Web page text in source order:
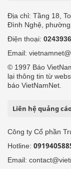
Địa chỉ: Tầng 18,
Đình Nghệ, phường
Điện thoại:
Email:
© 1997 Báo
lại thông tin từ
báo VietNamNet.
Liên hệ quảng
Công ty Cổ phần
Hotline:
Email: